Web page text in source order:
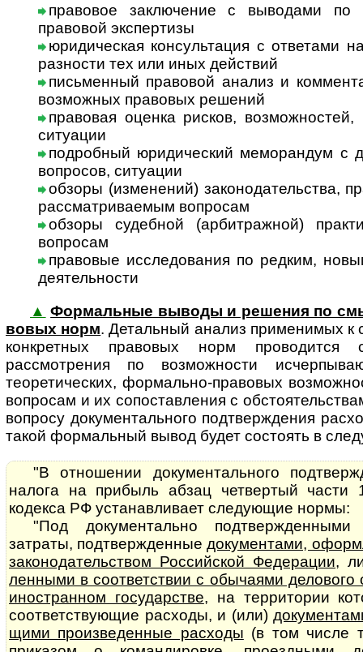
правовое заключение с выводами по
правовой экспертизы
юридическая консультация с ответами
раз­нос­ти тех или иных действий
письменный правовой анализ и
возможных правовых решений
правовая оценка рисков, возможностей,
ситуации
подробный юридический меморандум с
вопросов, ситуации
обзоры (изменений) законодательства,
рассматриваемым вопросам
обзоры судебной (арбитражной)
вопросам
правовые исследования по редким,
деятельности
▲ Формальные выводы и решения по
во­вых норм. Де­таль­ный ана­лиз применимых к
конкретных правовых норм
рассмотрения по возможности
теоретических, формально-правовых
вопросам и их сопоставления с
вопросу документального подтверждения
такой формальный вывод будет состоять в
"В отношении документального
налога на прибыль абзац четвертый части
кодекса РФ устанавливает следующие нормы:
"Под документально
затраты, подтвержденныедо­ку­мен­та­ми,
законодательством Российской Федерации,
лен­ны­ми в соответствии с обычаями
иностранном государстве, на территории
соответствующие расходы, и (или)
щи­ми произведенные расходы (в том числе